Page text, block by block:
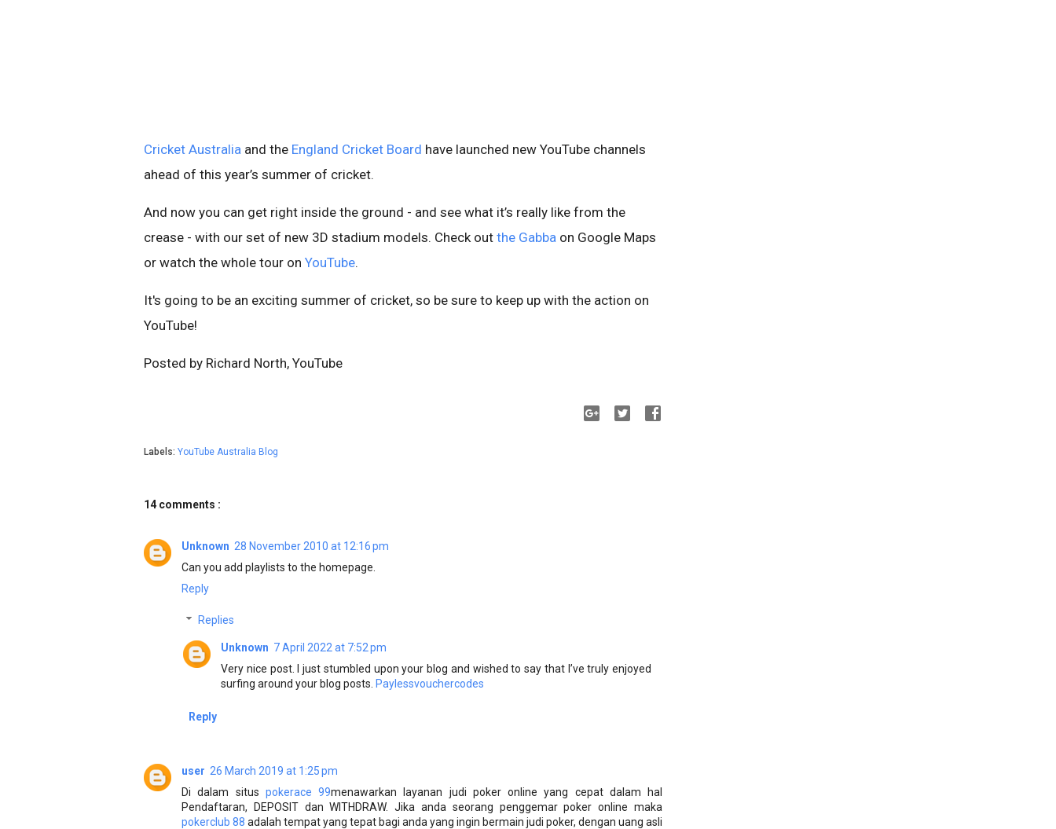
Cricket Australia and the England Cricket Board have launched new YouTube channels
ahead of this year’s summer of cricket.
And now you can get right inside the ground - and see what it’s really like from the
crease - with our set of new 3D stadium models. Check out the Gabba on Google Maps
or watch the whole tour on YouTube.
It's going to be an exciting summer of cricket, so be sure to keep up with the action on
YouTube!
Posted by Richard North, YouTube
Labels: YouTube Australia Blog
14 comments :
Unknown 28 November 2010 at 12:16 pm
Can you add playlists to the homepage.
Reply
Replies
Unknown 7 April 2022 at 7:52 pm
Very nice post. I just stumbled upon your blog and wished to say that I’ve truly enjoyed
surfing around your blog posts. Paylessvouchercodes
Reply
user 26 March 2019 at 1:25 pm
Di dalam situs pokerace 99menawarkan layanan judi poker online yang cepat dalam hal
Pendaftaran, DEPOSIT dan WITHDRAW. Jika anda seorang penggemar poker online maka
pokerclub 88 adalah tempat yang tepat bagi anda yang ingin bermain judi poker, dengan uang asli